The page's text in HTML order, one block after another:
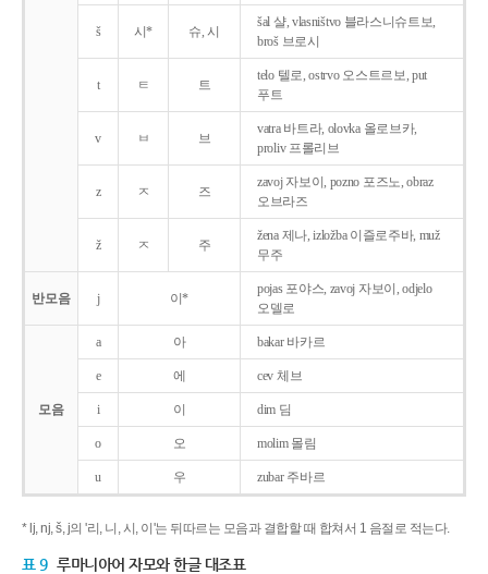
š 시* 슈, 시
šal 샬, vlasništvo 블라스니슈트보,
broš 브로시
t ㅌ 트
telo 텔로, ostrvo 오스트르보, put
푸트
v ㅂ 브
vatra 바트라, olovka 올로브카,
proliv 프롤리브
z ㅈ 즈
zavoj 자보이, pozno 포즈노, obraz
오브라즈
ž ㅈ 주
žena 제나, izložba 이즐로주바, muž
무주
반모음 j 이*
pojas 포야스, zavoj 자보이, odjelo
오델로
모음
a 아 bakar 바카르
e 에 cev 체브
i 이 dim 딤
o 오 molim 몰림
u 우 zubar 주바르
* lj, nj, š, j의 '리, 니, 시, 이'는 뒤따르는 모음과 결합할 때 합쳐서 1 음절로 적는다.
표 9 루마니아어 자모와 한글 대조표